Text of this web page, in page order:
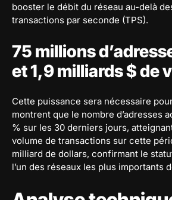
booster le débit du réseau au-delà
transactions par seconde (TPS).
75 millions
et 1,9 milliards $ de
Cette puissance sera nécessaire
montrent que le nombre d’adresses
% sur les 30 derniers jours,
volume de transactions sur cette
milliard de dollars, confirmant le
l’un des réseaux les plus importants